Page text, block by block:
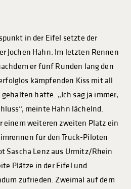
in der Eifel setzte der
Jochen Hahn. Im letzten Rennen
er fünf Runden lang den
kämpfenden Kiss mit all
hatte. „Ich sag ja immer,
meinte Hahn lächelnd.
einem weiteren zweiten Platz ein
für den Truck-Piloten
Sascha Lenz aus Urmitz/Rhein
Plätze in der Eifel und
zufrieden. Zweimal auf dem